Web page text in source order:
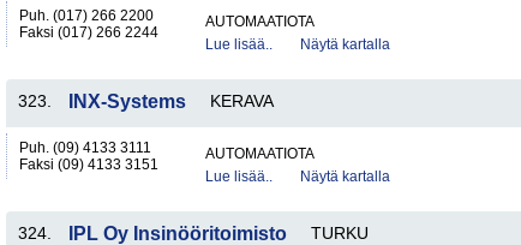
Puh. (017) 266 2200
Faksi (017) 266 2244
AUTOMAATIOTA
Lue lisää..
Näytä kartalla
323. INX-Systems KERAVA
Puh. (09) 4133 3111
Faksi (09) 4133 3151
AUTOMAATIOTA
Lue lisää..
Näytä kartalla
324. IPL Oy Insinööritoimisto TURKU